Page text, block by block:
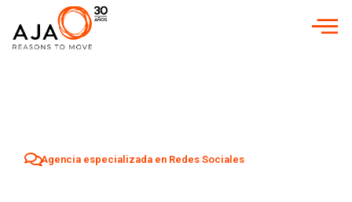
Agencia especializada en Redes Sociales